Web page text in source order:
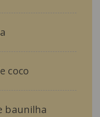
coco
baunilha